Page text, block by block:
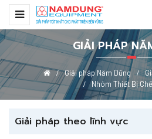
GIẢI PHÁP
Giải pháp Năm Dũng
Nhóm Thiết Bị
Giải pháp theo lĩnh vực